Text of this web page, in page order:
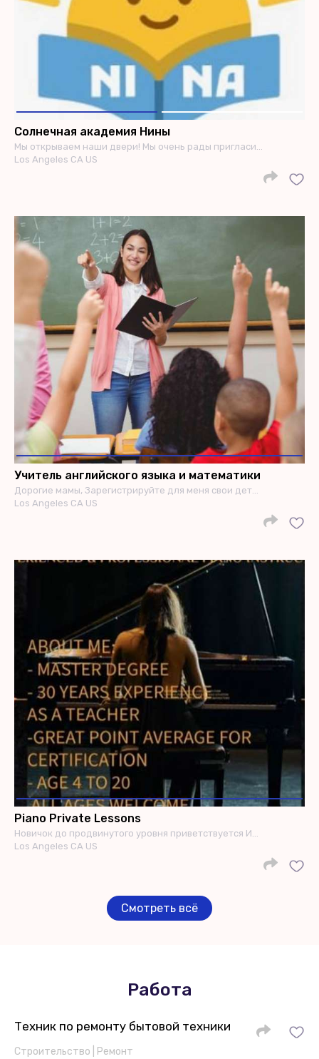
Солнечная академия Нины
Мы открываем наши двери! Мы очень рады пригласи…
Los Angeles CA US
Учитель английского языка и математики
Дорогие мамы, Зарегистрируйте для меня свои дет…
Los Angeles CA US
Piano Private Lessons
Новичок до продвинутого уровня приветствуется И…
Los Angeles CA US
Смотреть всё
Работа
Техник по ремонту бытовой техники
Строительство | Ремонт